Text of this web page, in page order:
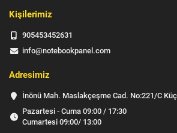
Kişilerimiz
905453452631
info@notebookpanel.com
Adresimiz
İnönü Mah. Maslakçeşme Cad. No:221/C
Pazartesi - Cuma 09:00 / 17:30
Cumartesi 09:00/ 13:00